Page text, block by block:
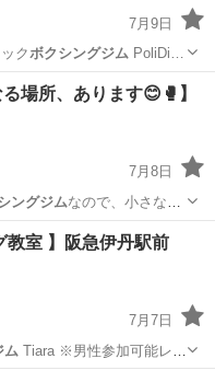
7月9日
アで… キックボクシングジムPoliDi…
他 夏休み
場所、あります😊🥊】
7月8日
ングジムなので、小さなお
技 KICK
丹駅前
7月7日
ム Tiara ※男性参加可能レ